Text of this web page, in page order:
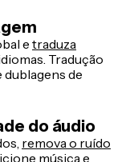
e traduza
Tradução
dublagens de
do áudio
remova o ruído
música e